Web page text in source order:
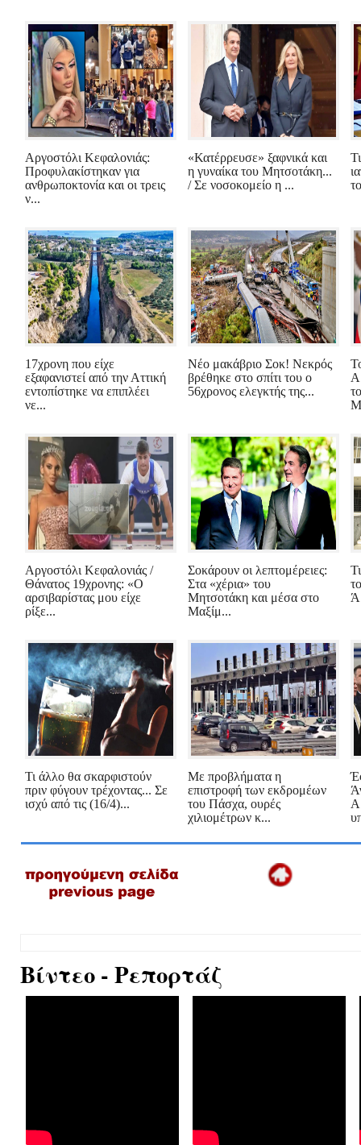
Αργοστόλι Κεφαλονιάς:
Προφυλακίστηκαν για
ανθρωποκτονία και οι τρεις
ν...
«Κατέρρευσε» ξαφνικά και
η γυναίκα του Μητσοτάκη...
/ Σε νοσοκομείο η ...
17χρονη που είχε
εξαφανιστεί από την Αττική
εντοπίστηκε να επιπλέει
νε...
Νέο μακάβριο Σοκ! Νεκρός
βρέθηκε στο σπίτι του ο
56χρονος ελεγκτής της...
Αργοστόλι Κεφαλονιάς /
Θάνατος 19χρονης: «Ο
αρσιβαρίστας μου είχε
ρίξε...
Σοκάρουν οι λεπτομέρειες:
Στα «χέρια» του
Μητσοτάκη και μέσα στο
Μαξίμ...
Τι άλλο θα σκαρφιστούν
πριν φύγουν τρέχοντας... Σε
ισχύ από τις (16/4)...
Με προβλήματα η
επιστροφή των εκδρομέων
του Πάσχα, ουρές
χιλιομέτρων κ...
Βίντεο - Ρεπορτάζ